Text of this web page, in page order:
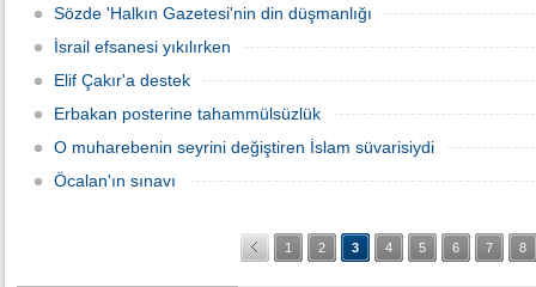
Sözde 'Halkın Gazetesi'nin din düşmanlığı
İsrail efsanesi yıkılırken
Elif Çakır'a destek
Erbakan posterine tahammülsüzlük
O muharebenin seyrini değiştiren İslam süvarisiydi
Öcalan'ın sınavı
1 2 3 4 5 6 7 8